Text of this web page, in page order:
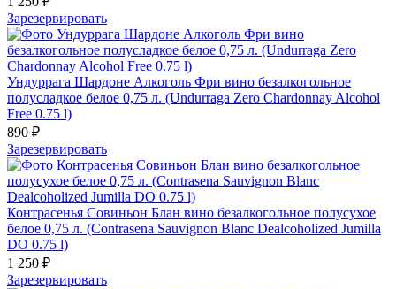
Зарезервировать
Ундуррага Шардоне Алкоголь Фри вино безалкогольное
полусладкое белое 0,75 л. (Undurraga Zero Chardonnay Alcohol
Free 0.75 l)
890 ₽
Зарезервировать
Контрасенья Совиньон Блан вино безалкогольное полусухое
белое 0,75 л. (Contrasena Sauvignon Blanc Dealcoholized Jumilla
DO 0.75 l)
1 250 ₽
Зарезервировать